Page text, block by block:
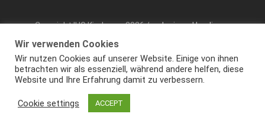
Copyright IHG Kirnbauer 2026 /redesigned by diema
Wir verwenden Cookies
Wir nutzen Cookies auf unserer Website. Einige von ihnen
betrachten wir als essenziell, während andere helfen, diese
Website und Ihre Erfahrung damit zu verbessern.
Cookie settings ACCEPT